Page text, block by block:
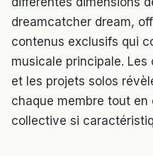
dreamcatcher dream,
contenus exclusifs qui
musicale principale.
et les projets solos
chaque membre tout
collective si